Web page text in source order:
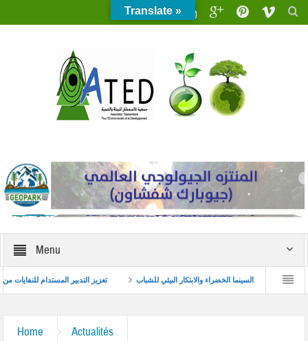
Menu
تعزيز التدبير السينما الخضراء والابتكار البيئي للشباب حول ظاهرة زواج القاصرات
Home Actualités
Translate »